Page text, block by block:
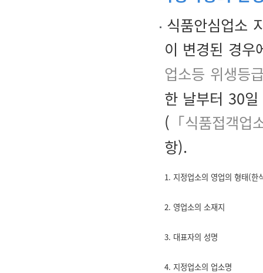
식품안심업소
이 변경된 경우
업소등 위생등
한 날부터 30일
( 「식품접객
항).
1. 지정업소의 영업의 형태(한
2. 영업소의 소재지
3. 대표자의 성명
4. 지정업소의 업소명